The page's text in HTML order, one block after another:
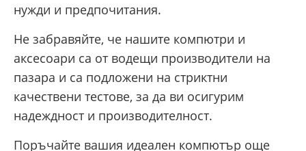
нужди и предпочитания.
Не забравяйте, че нашите компютри и
аксесоари са от водещи производители на
пазара и са подложени на стриктни
качествени тестове, за да ви осигурим
надеждност и производителност.
Поръчайте вашия идеален компютър още